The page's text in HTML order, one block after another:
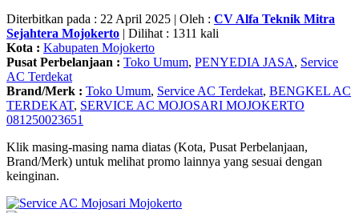
Diterbitkan pada : 22 April 2025 | Oleh : CV Alfa Teknik Mitra
Sejahtera Mojokerto | Dilihat : 1311 kali
Kota : Kabupaten Mojokerto
Pusat Perbelanjaan : Toko Umum, PENYEDIA JASA, Service
AC Terdekat
Brand/Merk : Toko Umum, Service AC Terdekat, BENGKEL AC
TERDEKAT, SERVICE AC MOJOSARI MOJOKERTO
081250023651
Klik masing-masing nama diatas (Kota, Pusat Perbelanjaan,
Brand/Merk) untuk melihat promo lainnya yang sesuai dengan
keinginan.